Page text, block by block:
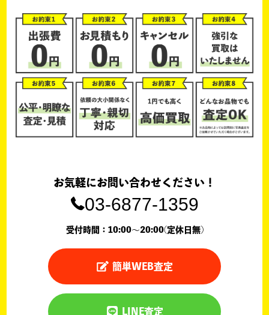
お気軽にお問い合わせください！
03-6877-1359
受付時間：10:00〜20:00(定休日無)
簡単WEB査定
LINE査定